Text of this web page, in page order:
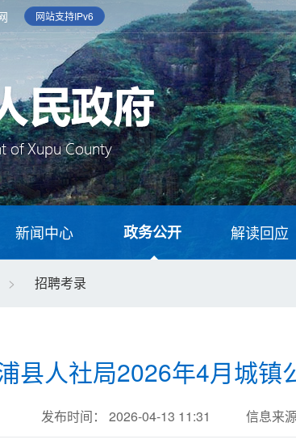
网站支持IPv6
新闻中心 政务公开 解读回应
> 招聘考录
县人社局2026年4月城镇
发布时间： 2026-04-13 11:31 信息来